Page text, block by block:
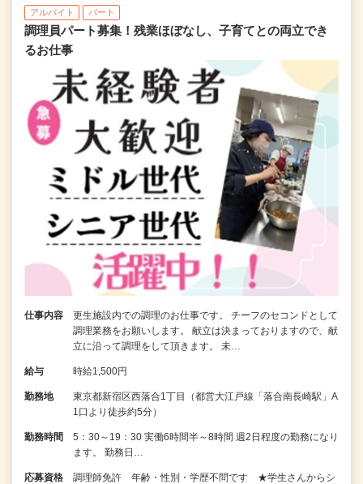
アルバイト パート
調理員パート募集！残業ほぼなし、子育てとの両立でき
るお仕事
仕事内容
更生施設内での調理のお仕事です。 チーフのセコンドとして
調理業務をお願いします。 献立は決まっておりますので、献
立に沿って調理をして頂きます。 未…
給与 時給1,500円
勤務地
東京都新宿区西落合1丁目（都営大江戸線「落合南長崎駅」A
1口より徒歩約5分）
勤務時間
5：30～19：30 実働6時間半～8時間 週2日程度の勤務になり
ます。 勤務日…
応募資格
調理師免許 年齢・性別・学歴不問です ★学生さんからシ